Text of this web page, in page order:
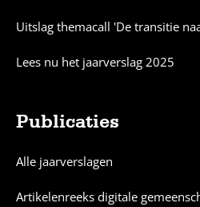
Uitslag themacall 'De transitie
Lees nu het jaarverslag 2025
Publicaties
Alle jaarverslagen
Artikelenreeks digitale